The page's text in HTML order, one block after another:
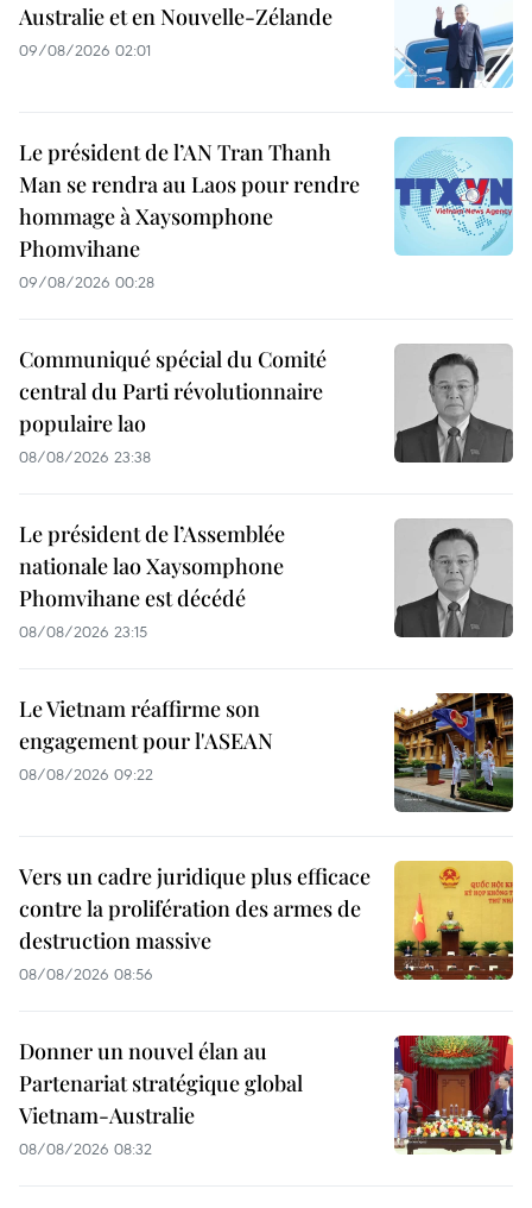
Australie et en Nouvelle-Zélande
09/08/2026 02:01
Le président de l’AN Tran Thanh
Man se rendra au Laos pour rendre
hommage à Xaysomphone
Phomvihane
09/08/2026 00:28
Communiqué spécial du Comité
central du Parti révolutionnaire
populaire lao
08/08/2026 23:38
Le président de l’Assemblée
nationale lao Xaysomphone
Phomvihane est décédé
08/08/2026 23:15
Le Vietnam réaffirme son
engagement pour l'ASEAN
08/08/2026 09:22
Vers un cadre juridique plus efficace
contre la prolifération des armes de
destruction massive
08/08/2026 08:56
Donner un nouvel élan au
Partenariat stratégique global
Vietnam-Australie
08/08/2026 08:32